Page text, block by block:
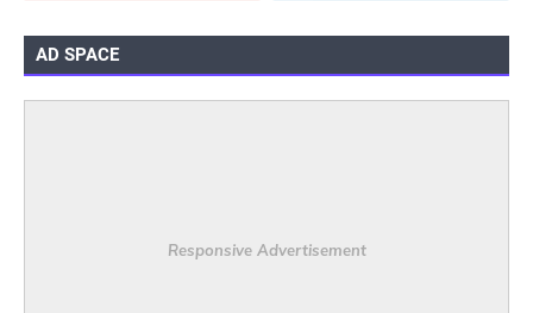
AD SPACE
Responsive Advertisement